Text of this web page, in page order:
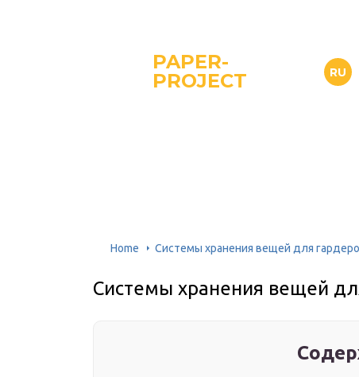
PAPER-
PROJECT
RU
Home Системы хранения вещей для
Системы хранения вещей